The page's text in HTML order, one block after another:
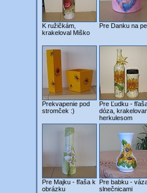
K ružičkám,
krakeloval Miško
Pre Danku na
Prekvapenie pod
stromček :)
Pre Ľudku -
dóza,
herkulesom
Pre Majku - fľaša k
obrázku
Pre babku -
slnečnicami